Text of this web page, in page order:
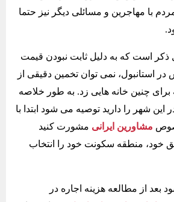
با مهاجرین و مسائلی دیگر نیز حتما
ذکر است که به دلیل ثابت نبودن قیمت
استانبول، نمی توان تخمین دقیقی از
برای چنین خانه هایی زد. به طور خلاصه
این شهر را دارید توصیه می شود ابتدا با
مشاورین ایرانی مشورت کنید
خود، منطقه سکونت خود را انتخاب
از مطالعه هزینه اجاره در